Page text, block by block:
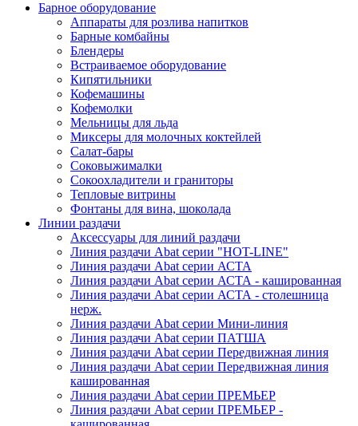
Барное оборудование
Аппараты для розлива напитков
Барные комбайны
Блендеры
Встраиваемое оборудование
Кипятильники
Кофемашины
Кофемолки
Мельницы для льда
Миксеры для молочных коктейлей
Салат-бары
Соковыжималки
Сокоохладители и граниторы
Тепловые витрины
Фонтаны для вина, шоколада
Линии раздачи
Аксессуары для линий раздачи
Линия раздачи Abat серии "HOT-LINE"
Линия раздачи Abat серии АСТА
Линия раздачи Abat серии АСТА - кашированная
Линия раздачи Abat серии АСТА - столешница
нерж.
Линия раздачи Abat серии Мини-линия
Линия раздачи Abat серии ПАТША
Линия раздачи Abat серии Передвижная линия
Линия раздачи Abat серии Передвижная линия
кашированная
Линия раздачи Abat серии ПРЕМЬЕР
Линия раздачи Abat серии ПРЕМЬЕР -